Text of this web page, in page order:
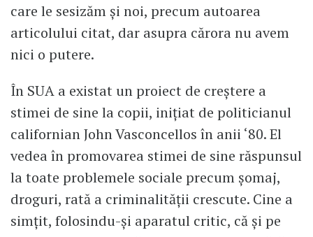
care le sesizăm şi noi, precum autoarea
articolului citat, dar asupra cărora nu avem
nici o putere.
În SUA a existat un proiect de creștere a
stimei de sine la copii, iniţiat de politicianul
californian John Vasconcellos în anii ‘80. El
vedea în promovarea stimei de sine răspunsul
la toate problemele sociale precum şomaj,
droguri, rată a criminalităţii crescute. Cine a
simţit, folosindu-și aparatul critic, că şi pe